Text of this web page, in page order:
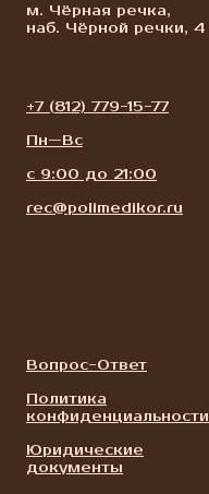
м. Чёрная речка,
наб. Чёрной речки, 4
+7 (812) 779-15-77
Пн—Вс
с 9:00 до 21:00
rec@polimedikor.ru
Вопрос-Ответ
Политика
конфиденциальности
Юридические
документы